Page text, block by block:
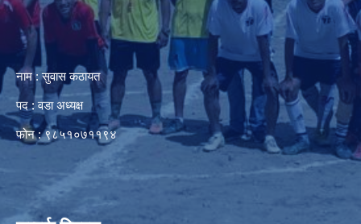
नाम : सुवास कठायत
पद : वडा अध्यक्ष
फोन : ९८५१०७११९४